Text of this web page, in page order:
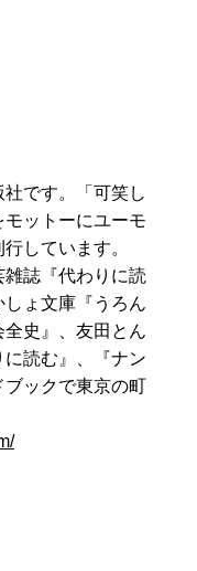
です。「可笑し
ットーにユーモ
しています。
誌『代わりに読
ょ文庫『うろん
史』、友田とん
読む』、『ナン
ックで東京の町